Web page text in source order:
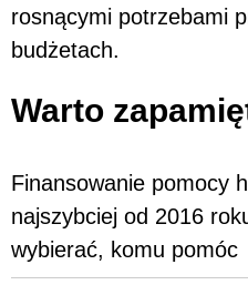
rosnącymi potrzebami
budżetach.
Warto
Finansowanie pomocy
najszybciej od 2016
wybierać, komu pomóc